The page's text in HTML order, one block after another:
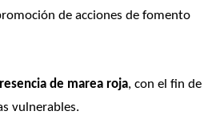
de acciones de fomento
de marea roja, con el fin de
vulnerables.